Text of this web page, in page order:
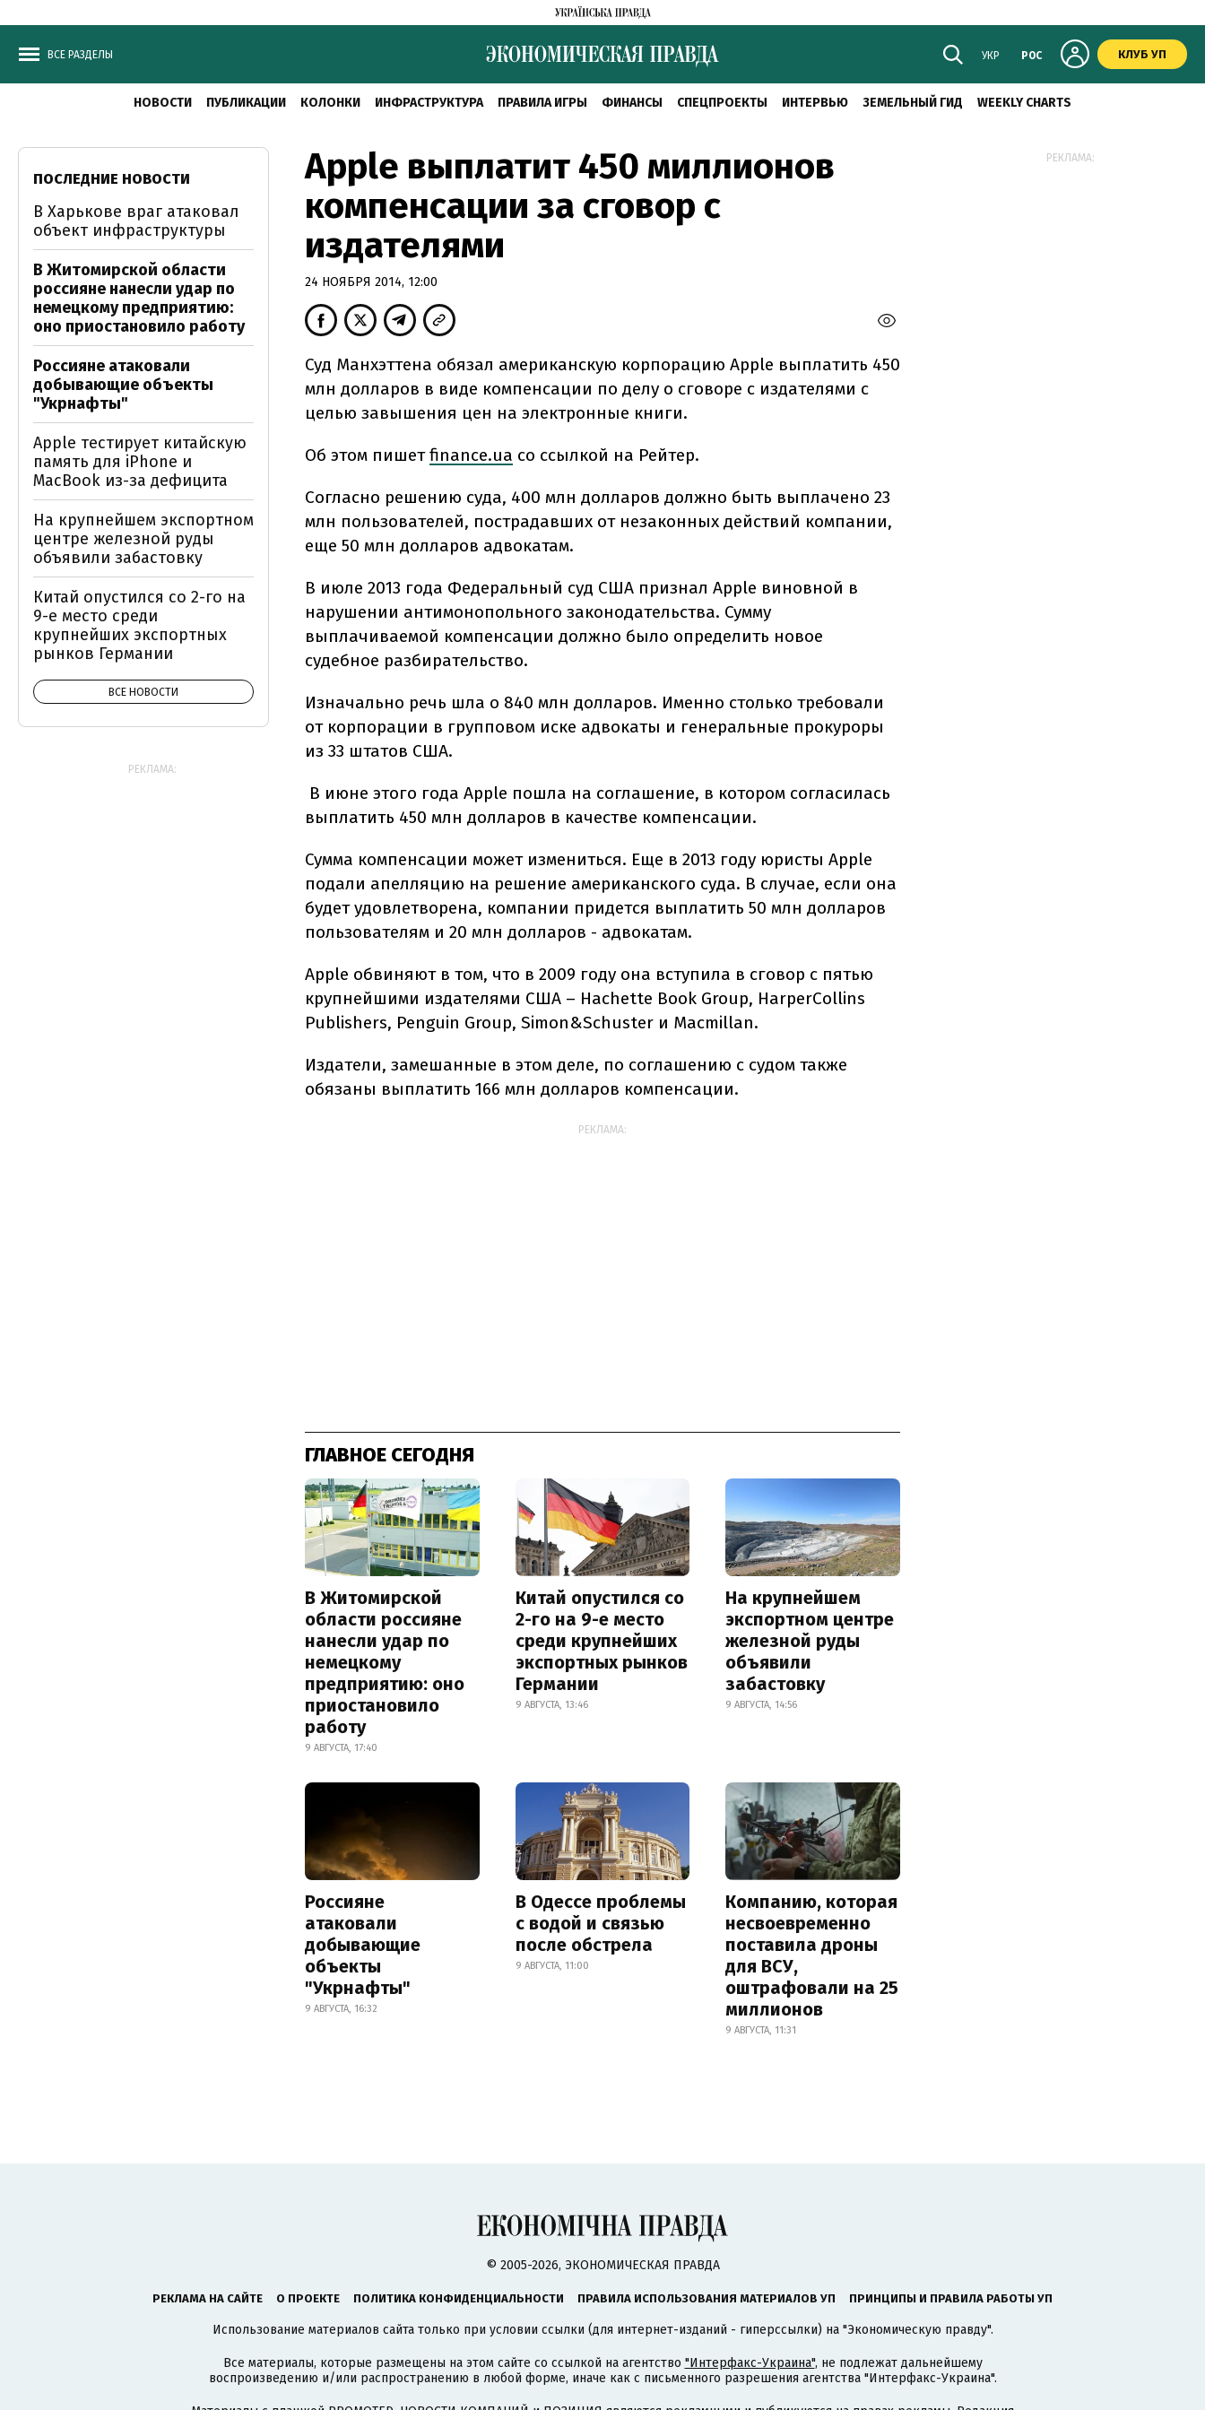
ВСЕ РАЗДЕЛЫ УКР РОС КЛУБ УП
НОВОСТИ ПУБЛИКАЦИИ КОЛОНКИ ИНФРАСТРУКТУРА ПРАВИЛА ИГРЫ ФИНАНСЫ СПЕЦПРОЕКТЫ ИНТЕРВЬЮ ЗЕМЕЛЬНЫЙ ГИД WEEKLY CHARTS
Apple выплатит 450 миллионов
компенсации за сговор с
издателями
24 НОЯБРЯ 2014, 12:00
Суд Манхэттена обязал американскую корпорацию Apple выплатить 450
млн долларов в виде компенсации по делу о сговоре с издателями с
целью завышения цен на электронные книги.
Об этом пишетfinance.ua со ссылкой на Рейтер.
Согласно решению суда, 400 млн долларов должно быть выплачено 23
млн пользователей, пострадавших от незаконных действий компании,
еще 50 млн долларов адвокатам.
В июле 2013 года Федеральный суд США признал Apple виновной в
нарушении антимонопольного законодательства. Сумму
выплачиваемой компенсации должно было определить новое
судебное разбирательство.
Изначально речь шла о 840 млн долларов. Именно столько требовали
от корпорации в групповом иске адвокаты и генеральные прокуроры
из 33 штатов США.
В июне этого года Apple пошла на соглашение, в котором согласилась
выплатить 450 млн долларов в качестве компенсации.
Сумма компенсации может измениться. Еще в 2013 году юристы Apple
подали апелляцию на решение американского суда. В случае, если она
будет удовлетворена, компании придется выплатить 50 млн долларов
пользователям и 20 млн долларов - адвокатам.
Apple обвиняют в том, что в 2009 году она вступила в сговор с пятью
крупнейшими издателями США – Hachette Book Group, HarperCollins
Publishers, Penguin Group, Simon&Schuster и Macmillan.
Издатели, замешанные в этом деле, по соглашению с судом также
обязаны выплатить 166 млн долларов компенсации.
РЕКЛАМА:
ГЛАВНОЕ СЕГОДНЯ
В Житомирской
области россияне
нанесли удар по
немецкому
предприятию: оно
приостановило
работу
9 АВГУСТА, 17:40
Китай опустился со
2-го на 9-е место
среди крупнейших
экспортных рынков
Германии
9 АВГУСТА, 13:46
На крупнейшем
экспортном центре
железной руды
объявили
забастовку
9 АВГУСТА, 14:56
Россияне
атаковали
добывающие
объекты
"Укрнафты"
9 АВГУСТА, 16:32
В Одессе проблемы
с водой и связью
после обстрела
9 АВГУСТА, 11:00
Компанию, которая
несвоевременно
поставила дроны
для ВСУ,
оштрафовали на 25
миллионов
9 АВГУСТА, 11:31
ПОСЛЕДНИЕ НОВОСТИ
В Харькове враг атаковал
объект инфраструктуры
В Житомирской области
россияне нанесли удар по
немецкому предприятию:
оно приостановило работу
Россияне атаковали
добывающие объекты
"Укрнафты"
Apple тестирует китайскую
память для iPhone и
MacBook из-за дефицита
На крупнейшем экспортном
центре железной руды
объявили забастовку
Китай опустился со 2-го на
9-е место среди
крупнейших экспортных
рынков Германии
ВСЕ НОВОСТИ
РЕКЛАМА:
РЕКЛАМА:
© 2005-2026, ЭКОНОМИЧЕСКАЯ ПРАВДА
РЕКЛАМА НА САЙТЕ О ПРОЕКТЕ ПОЛИТИКА КОНФИДЕНЦИАЛЬНОСТИ ПРАВИЛА ИСПОЛЬЗОВАНИЯ МАТЕРИАЛОВ УП ПРИНЦИПЫ И ПРАВИЛА РАБОТЫ УП
Использование материалов сайта только при условии ссылки (для интернет-изданий - гиперссылки) на "Экономическую правду".
Все материалы, которые размещены на этом сайте со ссылкой на агентство "Интерфакс-Украина", не подлежат дальнейшему
воспроизведению и/или распространению в любой форме, иначе как с письменного разрешения агентства "Интерфакс-Украина".